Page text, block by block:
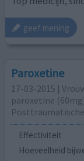
geef mening
Paroxetine
17-03-2015 |
paroxetine
Effectiviteit
Hoeveelheid